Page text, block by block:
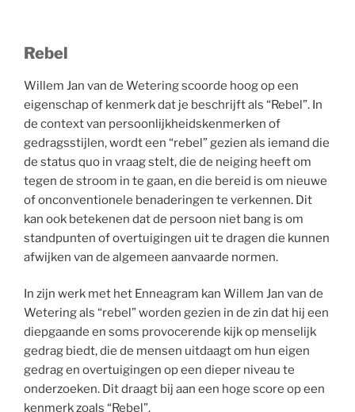
Rebel
Willem Jan van de Wetering scoorde hoog op een
eigenschap of kenmerk dat je beschrijft als “Rebel”. In
de context van persoonlijkheidskenmerken of
gedragsstijlen, wordt een “rebel” gezien als iemand die
de status quo in vraag stelt, die de neiging heeft om
tegen de stroom in te gaan, en die bereid is om nieuwe
of onconventionele benaderingen te verkennen. Dit
kan ook betekenen dat de persoon niet bang is om
standpunten of overtuigingen uit te dragen die kunnen
afwijken van de algemeen aanvaarde normen.
In zijn werk met het Enneagram kan Willem Jan van de
Wetering als “rebel” worden gezien in de zin dat hij een
diepgaande en soms provocerende kijk op menselijk
gedrag biedt, die de mensen uitdaagt om hun eigen
gedrag en overtuigingen op een dieper niveau te
onderzoeken. Dit draagt bij aan een hoge score op een
kenmerk zoals “Rebel”.